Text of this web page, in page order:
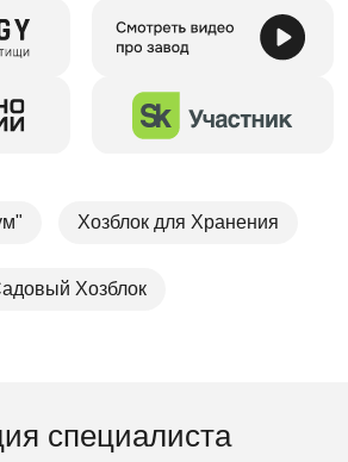
Хозблок для Хранения
Хозблок
специалиста